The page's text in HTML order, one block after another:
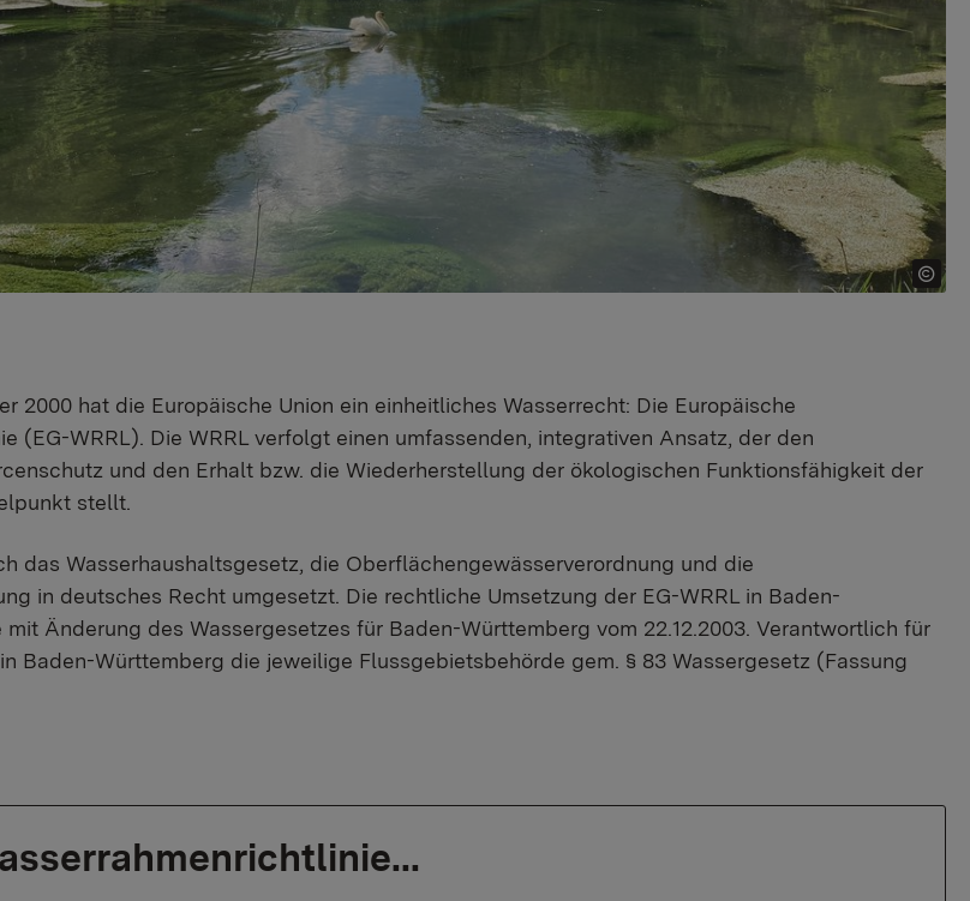
2000 hat die Europäische Union ein einheitliches Wasserrecht: Die Europäische
(EG-WRRL). Die WRRL verfolgt einen umfassenden, integrativen Ansatz, der den
und den Erhalt bzw. die Wiederherstellung der ökologischen Funktionsfähigkeit der
stellt.
das Wasserhaushaltsgesetz, die Oberflächengewässerverordnung und die
in deutsches Recht umgesetzt. Die rechtliche Umsetzung der EG-WRRL in Baden-
Änderung des Wassergesetzes für Baden-Württemberg vom 22.12.2003. Verantwortlich für
Baden-Württemberg die jeweilige Flussgebietsbehörde gem. § 83 Wassergesetz (Fassung